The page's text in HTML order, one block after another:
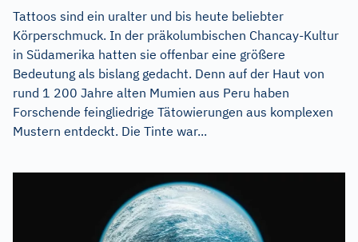
Tattoos sind ein uralter und bis heute beliebter
Körperschmuck. In der präkolumbischen Chancay-Kultur
in Südamerika hatten sie offenbar eine größere
Bedeutung als bislang gedacht. Denn auf der Haut von
rund 1 200 Jahre alten Mumien aus Peru haben
Forschende feingliedrige Tätowierungen aus komplexen
Mustern entdeckt. Die Tinte war...